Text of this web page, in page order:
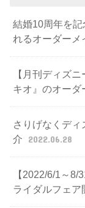
結婚10周年を
れるオーダーメ
【月刊ディズ
キオ』のオーダ
さりげなくデ
介
2022.06.28
【2022/6/1～
ライダルフェア